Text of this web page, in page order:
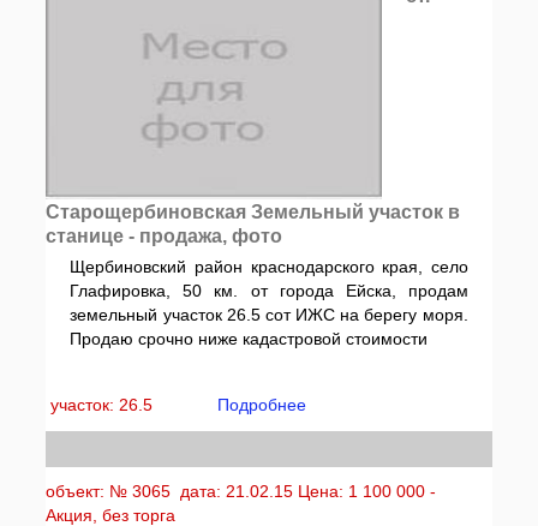
Старощербиновская Земельный участок в
станице - продажа, фото
Щербиновский район краснодарского края, село
Глафировка, 50 км. от города Ейска, продам
земельный участок 26.5 сот ИЖС на берегу моря.
Продаю срочно ниже кадастровой стоимости
участок: 26.5 Подробнее
объект: № 3065 дата: 21.02.15 Цена: 1 100 000 -
Акция, без торга